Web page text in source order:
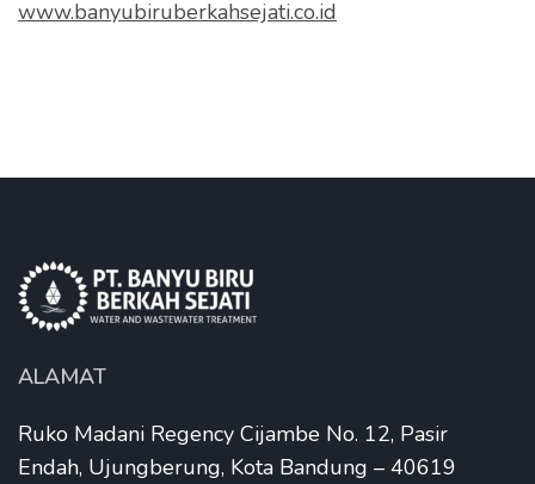
www.banyubiruberkahsejati.co.id
ALAMAT
Ruko Madani Regency Cijambe No. 12, Pasir
Endah, Ujungberung, Kota Bandung – 40619